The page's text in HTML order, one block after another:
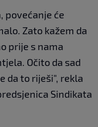
povećanje će
Zato kažem da
prije s nama
Očito da sad
da to riješi", rekla
Sindikata